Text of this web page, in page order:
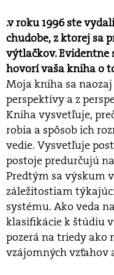
.v roku 1996 ste
chudobe, z ktorej sa
výtlačkov. Evidentne
hovorí vaša kniha o
Moja kniha sa
perspektívy a z
Kniha vysvetľuje,
robia a spôsob ich
vedie. Vysvetľuje
postoje predurčujú
Predtým sa výskum
záležitostiam
systému. Ako veda
klasifikácie k štúdiu
pozerá na triedy ako
vzájomných vzťahov